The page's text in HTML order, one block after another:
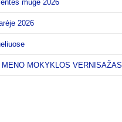
mugė 2026
2026
MOKYKLOS VERNISAŽAS